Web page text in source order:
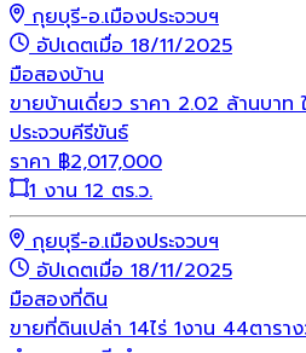
กุยบุรี-อ.เมืองประจวบฯ
อัปเดตเมื่อ 18/11/2025
มือสองบ้าน
ขายบ้านเดี่ยว ราคา 2.02 ล้านบาท
ประจวบคีรีขันธ์
ราคา ฿2,017,000
1 งาน 12 ตร.ว.
กุยบุรี-อ.เมืองประจวบฯ
อัปเดตเมื่อ 18/11/2025
มือสองที่ดิน
ขายที่ดินเปล่า 14ไร่ 1งาน 44ตารา